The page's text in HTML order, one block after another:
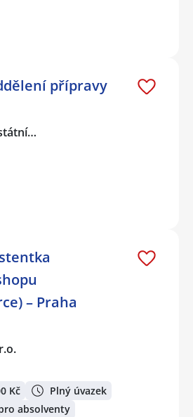
přípravy
– Praha
Kč
Plný úvazek
absolventy